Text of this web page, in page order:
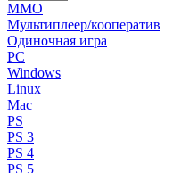
MMO
Мультиплеер/кооператив
Одиночная игра
PC
Windows
Linux
Mac
PS
PS 3
PS 4
PS 5